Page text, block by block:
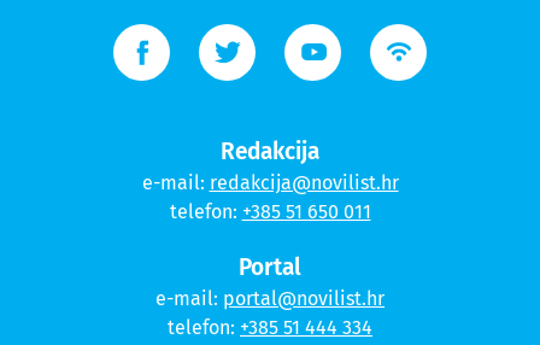
Redakcija
e-mail: redakcija@novilist.hr
telefon: +385 51 650 011
Portal
e-mail: portal@novilist.hr
telefon: +385 51 444 334